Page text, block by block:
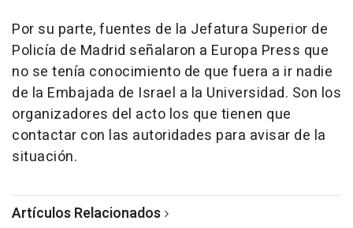
Por su parte, fuentes de la Jefatura Superior de
Policía de Madrid señalaron a Europa Press que
no se tenía conocimiento de que fuera a ir nadie
de la Embajada de Israel a la Universidad. Son los
organizadores del acto los que tienen que
contactar con las autoridades para avisar de la
situación.
Artículos Relacionados